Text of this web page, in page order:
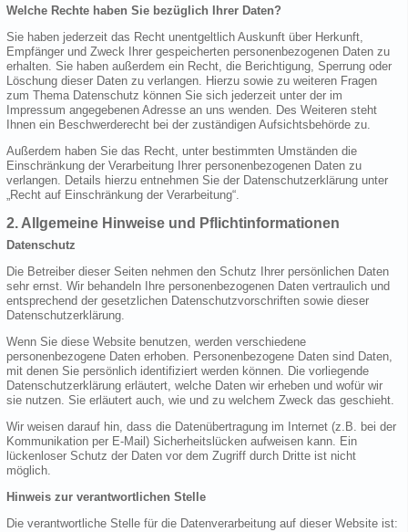
Welche Rechte haben Sie bezüglich Ihrer Daten?
Sie haben jederzeit das Recht unentgeltlich Auskunft über Herkunft,
Empfänger und Zweck Ihrer gespeicherten personenbezogenen Daten zu
erhalten. Sie haben außerdem ein Recht, die Berichtigung, Sperrung oder
Löschung dieser Daten zu verlangen. Hierzu sowie zu weiteren Fragen
zum Thema Datenschutz können Sie sich jederzeit unter der im
Impressum angegebenen Adresse an uns wenden. Des Weiteren steht
Ihnen ein Beschwerderecht bei der zuständigen Aufsichtsbehörde zu.
Außerdem haben Sie das Recht, unter bestimmten Umständen die
Einschränkung der Verarbeitung Ihrer personenbezogenen Daten zu
verlangen. Details hierzu entnehmen Sie der Datenschutzerklärung unter
„Recht auf Einschränkung der Verarbeitung“.
2. Allgemeine Hinweise und Pflichtinformationen
Datenschutz
Die Betreiber dieser Seiten nehmen den Schutz Ihrer persönlichen Daten
sehr ernst. Wir behandeln Ihre personenbezogenen Daten vertraulich und
entsprechend der gesetzlichen Datenschutzvorschriften sowie dieser
Datenschutzerklärung.
Wenn Sie diese Website benutzen, werden verschiedene
personenbezogene Daten erhoben. Personenbezogene Daten sind Daten,
mit denen Sie persönlich identifiziert werden können. Die vorliegende
Datenschutzerklärung erläutert, welche Daten wir erheben und wofür wir
sie nutzen. Sie erläutert auch, wie und zu welchem Zweck das geschieht.
Wir weisen darauf hin, dass die Datenübertragung im Internet (z.B. bei der
Kommunikation per E-Mail) Sicherheitslücken aufweisen kann. Ein
lückenloser Schutz der Daten vor dem Zugriff durch Dritte ist nicht
möglich.
Hinweis zur verantwortlichen Stelle
Die verantwortliche Stelle für die Datenverarbeitung auf dieser Website ist: